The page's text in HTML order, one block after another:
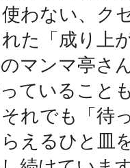
わない、ク
た「成り上
マンマ亭さ
ていること
れでも「待
えるひと皿